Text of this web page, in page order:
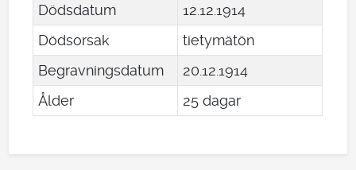
Dödsdatum
12121914
Dödsorsak
tietymätön
Begravningsdatum
20121914
Ålder
25 dagar